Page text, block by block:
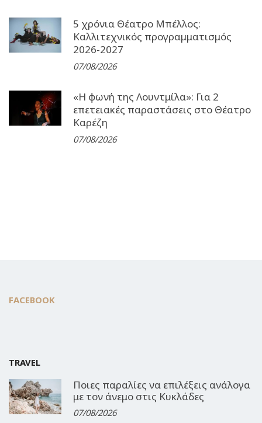
5 χρόνια Θέατρο Μπέλλος:
Καλλιτεχνικός προγραμματισμός
2026-2027
07/08/2026
«Η φωνή της Λουντμίλα»: Για 2
επετειακές παραστάσεις στο Θέατρο
Καρέζη
07/08/2026
FACEBOOK
TRAVEL
Ποιες παραλίες να επιλέξεις ανάλογα
με τον άνεμο στις Κυκλάδες
07/08/2026